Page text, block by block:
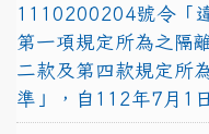
1110200204號令「
第一項規定所為之隔
二款及第四款規定所
準」，自112年7月1